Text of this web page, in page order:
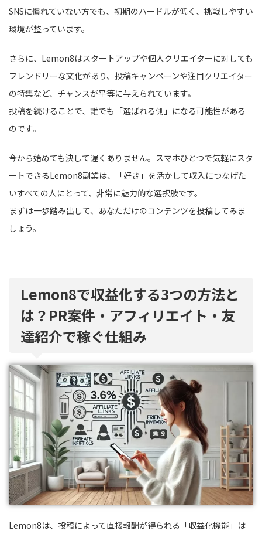
SNSに慣れていない方でも、初期のハードルが低く、挑戦しやすい
環境が整っています。
さらに、Lemon8はスタートアップや個人クリエイターに対しても
フレンドリーな文化があり、投稿キャンペーンや注目クリエイター
の特集など、チャンスが平等に与えられています。
投稿を続けることで、誰でも「選ばれる側」になる可能性がある
のです。
今から始めても決して遅くありません。スマホひとつで気軽にスタ
ートできるLemon8副業は、「好き」を活かして収入につなげた
いすべての人にとって、非常に魅力的な選択肢です。
まずは一歩踏み出して、あなただけのコンテンツを投稿してみま
しょう。
Lemon8で収益化する3つの方法と
は？PR案件・アフィリエイト・友
達紹介で稼ぐ仕組み
Lemon8は、投稿によって直接報酬が得られる「収益化機能」は